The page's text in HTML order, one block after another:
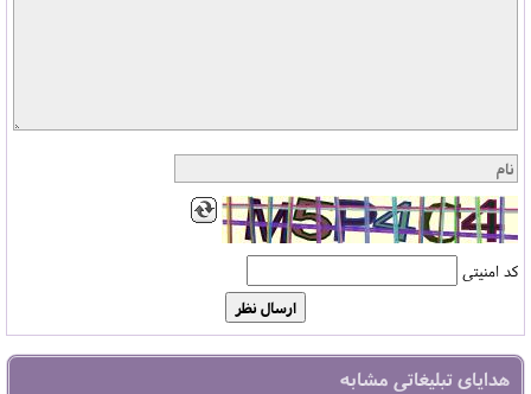
کد امنیتی
هدایای تبلیغاتی مشابه